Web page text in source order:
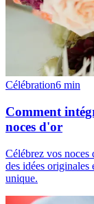
Célébration6 min
Comment
noces d'or
Célébrez vos noces
des idées
unique.